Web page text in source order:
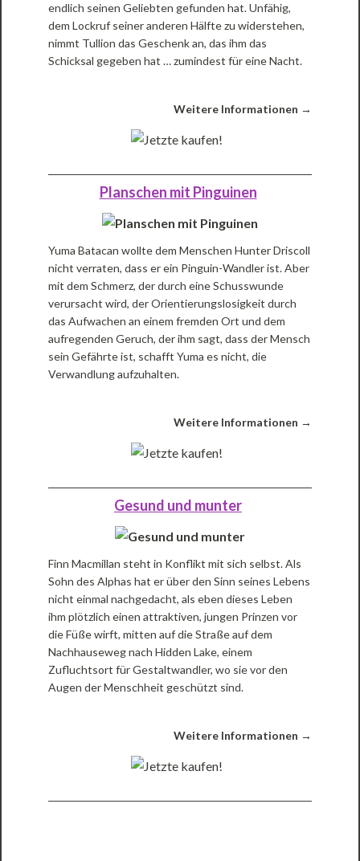
endlich seinen Geliebten gefunden hat. Unfähig,
dem Lockruf seiner anderen Hälfte zu widerstehen,
nimmt Tullion das Geschenk an, das ihm das
Schicksal gegeben hat … zumindest für eine Nacht.
Weitere Informationen →
Planschen mit Pinguinen
Yuma Batacan wollte dem Menschen Hunter Driscoll
nicht verraten, dass er ein Pinguin-Wandler ist. Aber
mit dem Schmerz, der durch eine Schusswunde
verursacht wird, der Orientierungslosigkeit durch
das Aufwachen an einem fremden Ort und dem
aufregenden Geruch, der ihm sagt, dass der Mensch
sein Gefährte ist, schafft Yuma es nicht, die
Verwandlung aufzuhalten.
Weitere Informationen →
Gesund und munter
Finn Macmillan steht in Konflikt mit sich selbst. Als
Sohn des Alphas hat er über den Sinn seines Lebens
nicht einmal nachgedacht, als eben dieses Leben
ihm plötzlich einen attraktiven, jungen Prinzen vor
die Füße wirft, mitten auf die Straße auf dem
Nachhauseweg nach Hidden Lake, einem
Zufluchtsort für Gestaltwandler, wo sie vor den
Augen der Menschheit geschützt sind.
Weitere Informationen →